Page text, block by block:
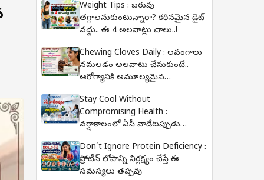
Weight Tips : బరువు
తగ్గాలనుకుంటున్నారా? కఠినమైన డైట్
వద్దు.. ఈ 4 అలవాట్లు చాలు..!
Chewing Cloves Daily : లవంగాలు
నమలడం అలవాటు చేసుకుంటే..
ఆరోగ్యానికి అమూల్యమైన
Stay Cool Without
Compromising Health :
వర్షాకాలంలో ఏసీ వాడేటప్పుడు
Don’t Ignore Protein Deficiency :
ప్రోటీన్ లోపాన్ని నిర్లక్ష్యం చేస్తే ఈ
సమస్యలు తప్పవు..